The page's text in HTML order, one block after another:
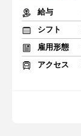
給与
シフト
雇用形態
アクセス